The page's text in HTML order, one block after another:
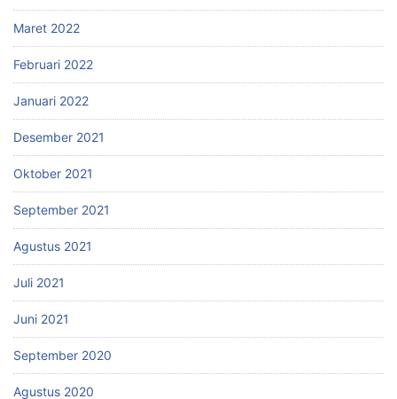
Maret 2022
Februari 2022
Januari 2022
Desember 2021
Oktober 2021
September 2021
Agustus 2021
Juli 2021
Juni 2021
September 2020
Agustus 2020